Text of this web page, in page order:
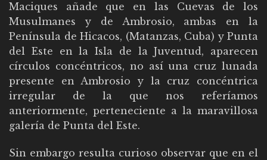
Maciques añade que en las Cuevas de los
Musulmanes y de Ambrosio, ambas en la
Península de Hicacos, (Matanzas, Cuba) y Punta
del Este en la Isla de la Juventud, aparecen
círculos concéntricos, no así una cruz lunada
presente en Ambrosio y la cruz concéntrica
irregular de la que nos referíamos
anteriormente, perteneciente a la maravillosa
galería de Punta del Este.
Sin embargo resulta curioso observar que en el